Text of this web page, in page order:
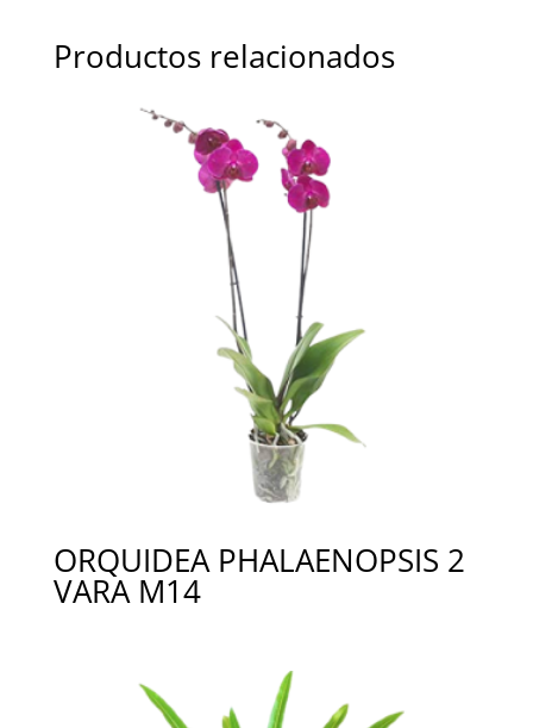
Productos relacionados
ORQUIDEA PHALAENOPSIS 2
VARA M14